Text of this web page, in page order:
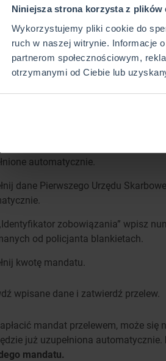
Niniejsza strona korzysta z plików
Wykorzystujemy pliki cookie do
ruch w naszej witrynie. Informacje
partnerom społecznościowym,
otrzymanymi od Ciebie lub
przez internet jest bardzo
podanie numeru konta i danych
jak zapłacić mandat online.
się na swoje konto bankowe.
przelewy w zależności od
karny” bądź „Przelew do US”,
formularza lub płatności wybierz
identyfikatora" wybierz numer
automatycznie.
dane Pierwszego Urzędu
zobowiązania” wpisz
od policjanta blankietach.
kwotę mandatu.
wpisane dane i zatwierdź przelew.
mandat przelewem, może
już uzupełniona automatycznie.
mandatu.